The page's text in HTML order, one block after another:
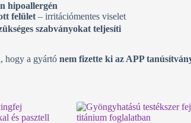
hipoallergén
felület – irritációmentes viselet
szabványokat teljesíti
hogy a gyártó nem fizette ki az APP